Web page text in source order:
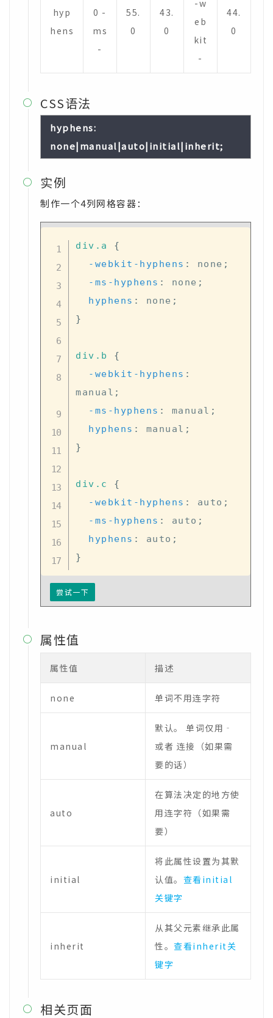
hyp
hens
0 -
ms
-
55.
0
43.
0
-w
eb
kit
-
44.
0
 CSS语法
hyphens:
none|manual|auto|initial|inherit;
 实例
制作一个4列网格容器：
div .a
{
-webkit-hyphens : none ;
-ms-hyphens : none ;
hyphens : none ;
}
div .b
{
-webkit-hyphens :
manual ;
-ms-hyphens : manual ;
hyphens : manual ;
}
div .c
{
-webkit-hyphens : auto ;
-ms-hyphens : auto ;
hyphens : auto ;
}
尝试一下
 属性值
属性值 描述
none 单词不用连字符
manual
默认。 单词仅用‐
或者 ­连接（如果需
要的话）
auto
在算法决定的地方使
用连字符（如果需
要）
initial
将此属性设置为其默
认值。 查看initial
关键字
inherit
从其父元素继承此属
性。 查看inherit关
键字
 相关页面